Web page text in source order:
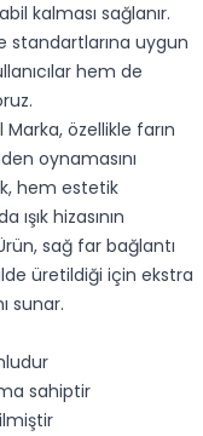
kalması sağlanır.
standartlarına uygun
hem de
özellikle farın
oynamasını
hem estetik
hizasının
sağ far bağlantı
üretildiği için ekstra
sunar.
sahiptir